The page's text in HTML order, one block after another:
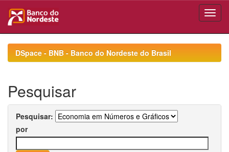
navigationDSpace - BNB - Banco do Nordeste do Brasil
Pesquisar
Pesquisar:
por